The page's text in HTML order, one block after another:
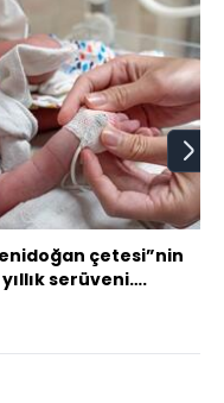
çetesi”nin
yıllık serüveni….